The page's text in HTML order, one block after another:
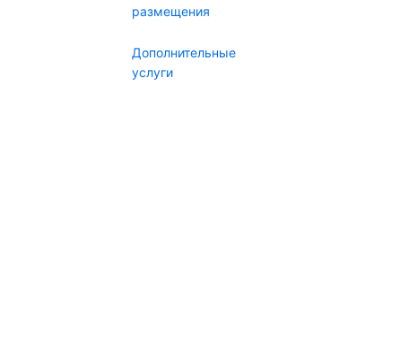
размещения
Дополнительные
услуги